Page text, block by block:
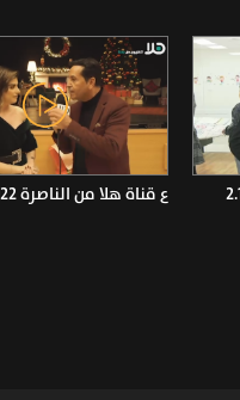
ع قناة هلا من الناصرة 30.11.2022